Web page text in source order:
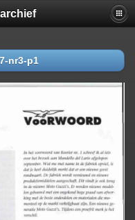
nr3-p1